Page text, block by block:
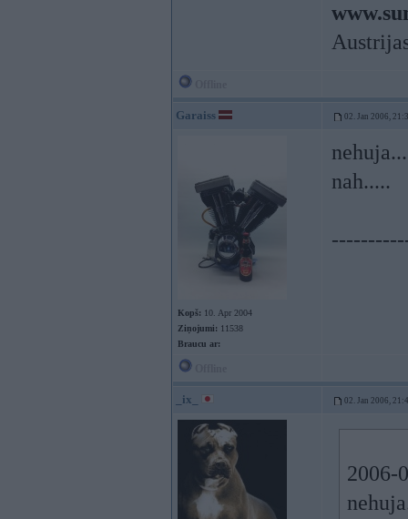
Garaiss 02. Jan 2006,
Kopš: 10. Apr 2004
Ziņojumi: 11538
Braucu ar:
nah.....
_ix_ 02. Jan 2006,
2006-